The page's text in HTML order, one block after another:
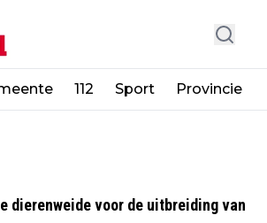
112 Sport Provincie
dierenweide voor de uitbreiding van